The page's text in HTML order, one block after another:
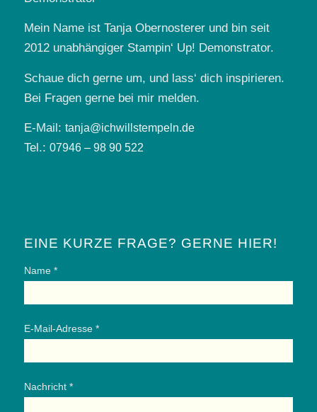
Mein Name ist Tanja Obernosterer und bin seit
2012 unabhängiger Stampin‘ Up! Demonstrator.
Schaue dich gerne um, und lass‘ dich inspirieren.
Bei Fragen gerne bei mir melden.
E-Mail: tanja@ichwillstempeln.de
Tel.: 07946 – 98 90 522
EINE KURZE FRAGE? GERNE HIER!
Name *
E-Mail-Adresse *
Nachricht *